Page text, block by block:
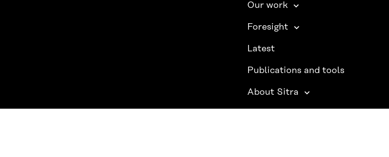
Our work
Foresight
Latest
Publications and tools
About Sitra